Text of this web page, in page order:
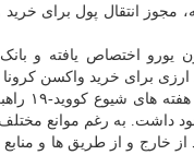
انتقال پول برای خرید
مرحله ۲۰۰ میلیون یورو اختصاص
ارزی برای خرید واکسن
داشت. به رغم موانع
از خارج و از طریق ها و